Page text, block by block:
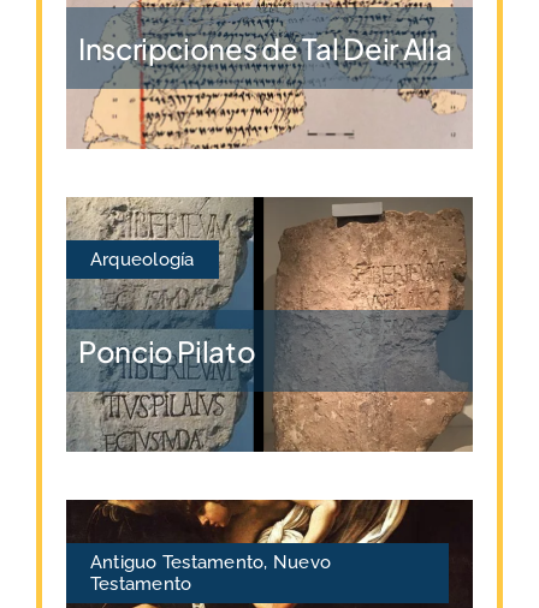
Inscripciones de Tal Deir Alla
Arqueología
Poncio Pilato
Antiguo Testamento, Nuevo
Testamento